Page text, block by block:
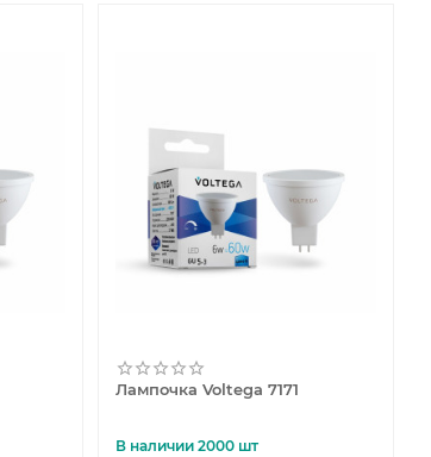
Лампочка Voltega 7171
В наличии 2000 шт